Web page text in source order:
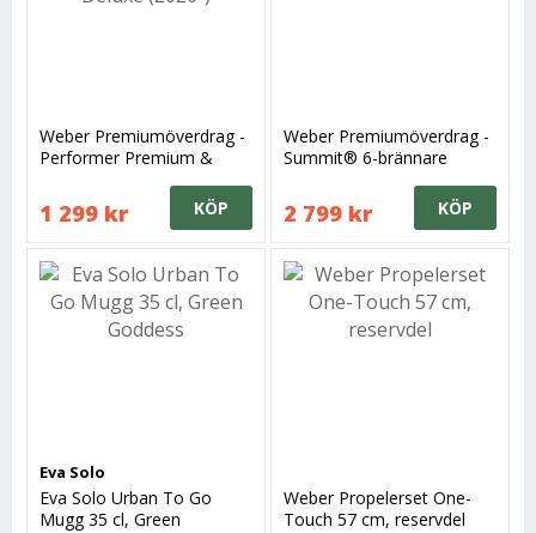
Weber Premiumöverdrag -
Performer Premium &
1 299 kr KÖP
Weber Premiumöverdrag -
Summit® 6-brännare
2 799 kr KÖP
Eva Solo
Eva Solo Urban To Go
Mugg 35 cl, Green
Weber Propelerset One-
Touch 57 cm, reservdel